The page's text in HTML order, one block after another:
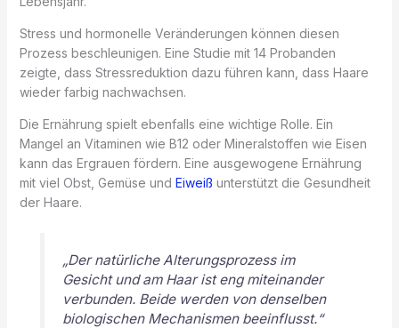
Stress und hormonelle Veränderungen können diesen
Prozess beschleunigen. Eine Studie mit 14 Probanden
zeigte, dass Stressreduktion dazu führen kann, dass Haare
wieder farbig nachwachsen.
Die Ernährung spielt ebenfalls eine wichtige Rolle. Ein
Mangel an Vitaminen wie B12 oder Mineralstoffen wie Eisen
kann das Ergrauen fördern. Eine ausgewogene Ernährung
mit viel Obst, Gemüse und Eiweiß unterstützt die Gesundheit
der Haare.
„Der natürliche Alterungsprozess im
Gesicht und am Haar ist eng miteinander
verbunden. Beide werden von denselben
biologischen Mechanismen beeinflusst.“